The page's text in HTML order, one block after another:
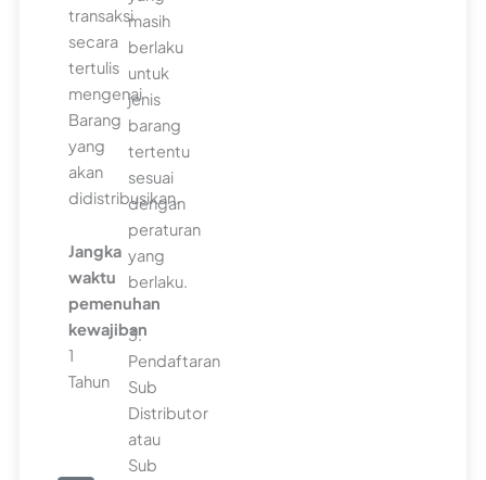
transaksi
secara
tertulis
mengenai
Barang
yang
akan
didistribusikan.
Jangka
waktu
pemenuhan
kewajiban
1
Tahun
masih
berlaku
untuk
jenis
barang
tertentu
sesuai
dengan
peraturan
yang
berlaku.
3.
Pendaftaran
Sub
Distributor
atau
Sub